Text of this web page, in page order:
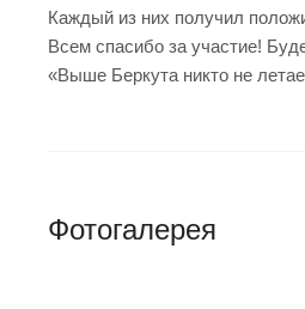
Каждый из них получил
Всем спасибо за участие!
«Выше Беркута никто не
Фотогалерея